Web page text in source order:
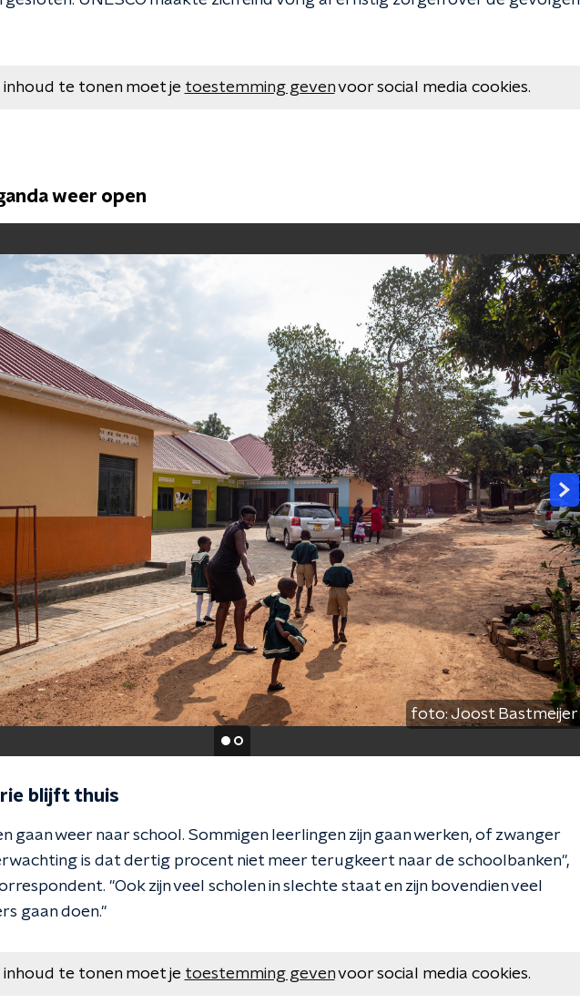
inhoud te tonen moet je toestemming gevenvoor social media cookies.
weer open
foto:Joost Bastmeijer
blijft thuis
gaan weer naar school. Sommigen leerlingen zijn gaan werken, of zwanger
is dat dertig procent niet meer terugkeert naar de schoolbanken'',
''Ook zijn veel scholen in slechte staat en zijn bovendien veel
gaan doen.''
inhoud te tonen moet je toestemming gevenvoor social media cookies.